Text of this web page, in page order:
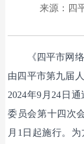
来源：四
《四平市网络
由四平市第九届
2024年9月24日
委员会第十四次
月1日起施行。